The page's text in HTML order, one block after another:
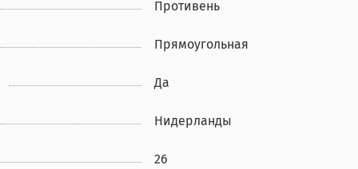
Противень
Прямоугольная
Да
Нидерланды
26